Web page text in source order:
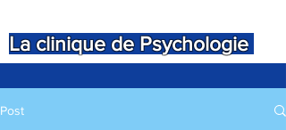
La clinique de Psychologie
Post